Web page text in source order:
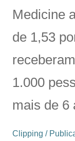
Medicine
de 1,53
1.000
mais de 6
Clipping /